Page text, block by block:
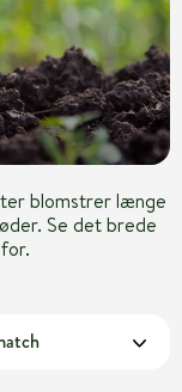
blomstrer længe
Se det brede